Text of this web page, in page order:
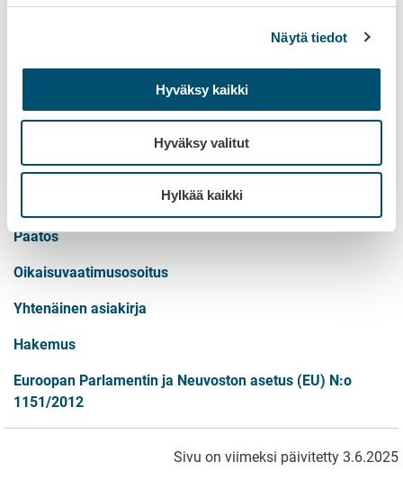
Näytä tiedot
Hyväksy kaikki
Hyväksy valitut
Hylkää kaikki
Lisätietoa:
Piritta Sokura, erityisasiantuntija
040 570 7024
etunimi.sukunimi@ruokavirasto.fi
Päätös
Oikaisuvaatimusosoitus
Yhtenäinen asiakirja
Hakemus
Euroopan Parlamentin ja Neuvoston asetus (EU) N:o
1151/2012
Sivu on viimeksi päivitetty 3.6.2025